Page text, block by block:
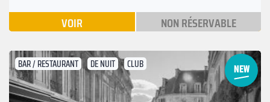
VOIR NON RÉSERVABLE
BAR / RESTAURANT DE NUIT CLUB